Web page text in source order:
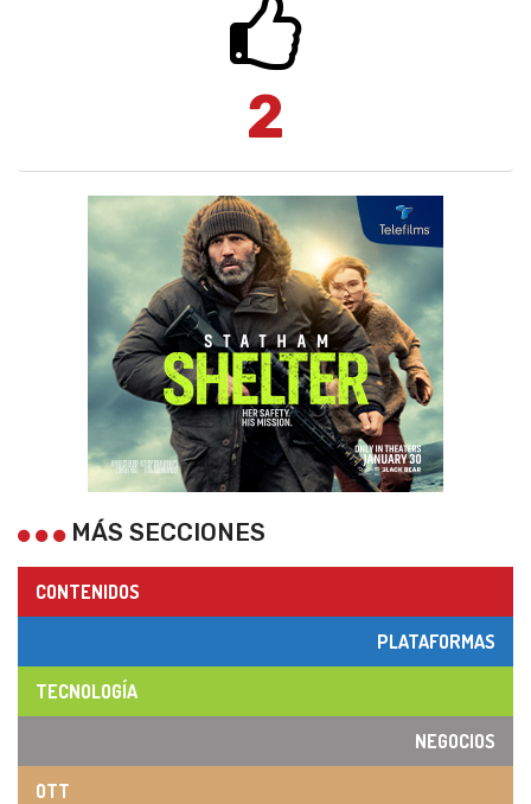
2
MÁS SECCIONES
CONTENIDOS
PLATAFORMAS
TECNOLOGÍA
NEGOCIOS
OTT